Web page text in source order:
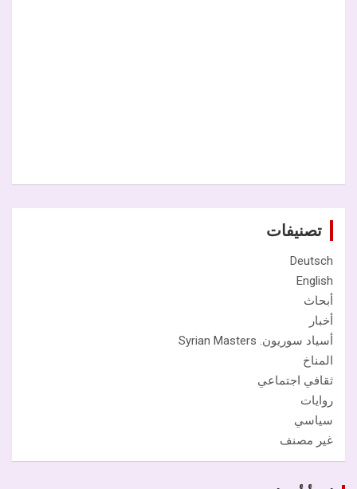
تصنيفات
Deutsch
English
أبحاث
أخبار
أسياد سوريون. Syrian Masters
المناخ
ثقافي اجتماعي
روايات
سياسي
غير مصنف